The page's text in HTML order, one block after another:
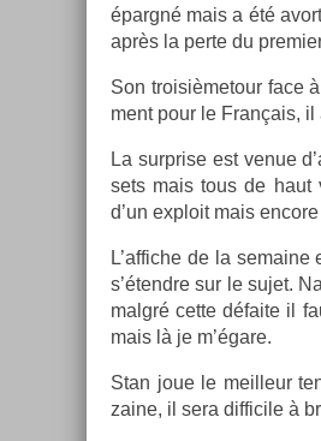
épargné mais a été
après la perte du
Son troisiè­metour face
ment pour le Français,
La sur­pr­ise est venue
sets mais tous de haut
d’un ex­ploit mais
L’af­fiche de la
s’étendre sur le sujet.
malgré cette défaite il
mais là je m’égare.
Stan joue le meil­leur
zaine, il sera dif­ficile à